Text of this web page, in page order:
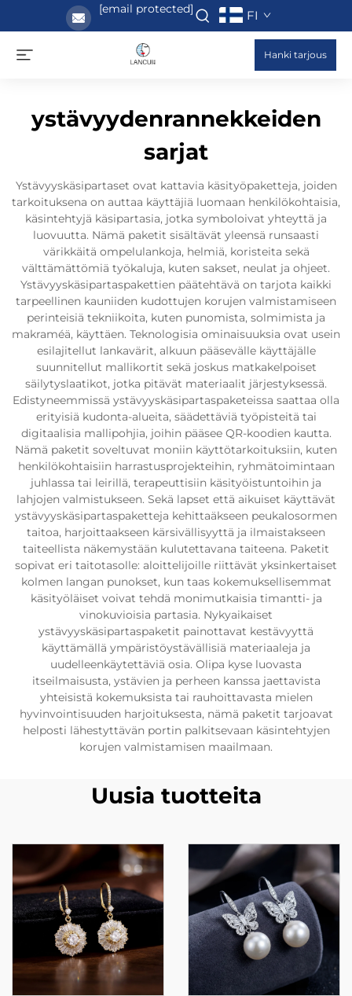
[email protected] FI
Hanki tarjous
ystävyydenrannekkeiden
sarjat
Ystävyyskäsipartaset ovat kattavia käsityöpaketteja, joiden
tarkoituksena on auttaa käyttäjiä luomaan henkilökohtaisia,
käsintehtyjä käsipartasia, jotka symboloivat yhteyttä ja
luovuutta. Nämä paketit sisältävät yleensä runsaasti
värikkäitä ompelulankoja, helmiä, koristeita sekä
välttämättömiä työkaluja, kuten sakset, neulat ja ohjeet.
Ystävyyskäsipartaspakettien päätehtävä on tarjota kaikki
tarpeellinen kauniiden kudottujen korujen valmistamiseen
perinteisiä tekniikoita, kuten punomista, solmimista ja
makraméä, käyttäen. Teknologisia ominaisuuksia ovat usein
esilajitellut lankavärit, alkuun pääsevälle käyttäjälle
suunnitellut mallikortit sekä joskus matkakelpoiset
säilytyslaatikot, jotka pitävät materiaalit järjestyksessä.
Edistyneemmissä ystävyyskäsipartaspaketeissa saattaa olla
erityisiä kudonta-alueita, säädettäviä työpisteitä tai
digitaalisia mallipohjia, joihin pääsee QR-koodien kautta.
Nämä paketit soveltuvat moniin käyttötarkoituksiin, kuten
henkilökohtaisiin harrastusprojekteihin, ryhmätoimintaan
juhlassa tai leirillä, terapeuttisiin käsityöistuntoihin ja
lahjojen valmistukseen. Sekä lapset että aikuiset käyttävät
ystävyyskäsipartaspaketteja kehittaäkseen peukalosormen
taitoa, harjoittaakseen kärsivällisyyttä ja ilmaistakseen
taiteellista näkemystään kulutettavana taiteena. Paketit
sopivat eri taitotasolle: aloittelijoille riittävät yksinkertaiset
kolmen langan punokset, kun taas kokemuksellisemmat
käsityöläiset voivat tehdä monimutkaisia timantti- ja
vinokuvioisia partasia. Nykyaikaiset
ystävyyskäsipartaspaketit painottavat kestävyyttä
käyttämällä ympäristöystävällisiä materiaaleja ja
uudelleenkäytettäviä osia. Olipa kyse luovasta
itseilmaisusta, ystävien ja perheen kanssa jaettavista
yhteisistä kokemuksista tai rauhoittavasta mielen
hyvinvointisuuden harjoituksesta, nämä paketit tarjoavat
helposti lähestyttävän portin palkitsevaan käsintehtyjen
korujen valmistamisen maailmaan.
Uusia tuotteita